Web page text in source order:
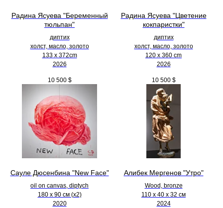
Радина Ясуева "Беременный
тюльпан"
диптих
холст, масло, золото
133 х 372cm
2026
10 500 $
Радина Ясуева "Цветение
кокпаристки"
диптих
холст, масло, золото
120 х 360 cm
2026
10 500 $
Сауле Дюсенбина "New Face"
oil on canvas, diptych
180 x 90 см (х2)
2020
Алибек Мергенов "Утро"
Wood, bronze
110 х 40 х 32 см
2024